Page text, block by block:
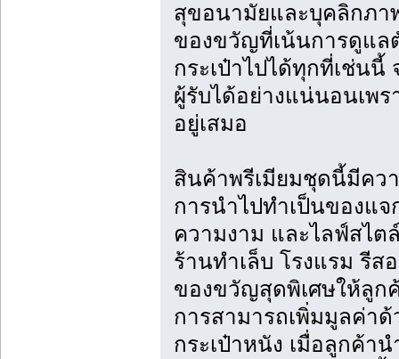
สุขอนามัยและบุคลิกภา
ของขวัญที่เน้นการดูแล
กระเป๋าไปได้ทุกที่เช่นนี้
ผู้รับได้อย่างแน่นอนเพร
อยู่เสมอ
สินค้าพรีเมียมชุดนี้มีคว
การนำไปทำเป็นของแ
ความงาม และไลฟ์สไต
ร้านทำเล็บ โรงแรม รีส
ของขวัญสุดพิเศษให้ลูก
การสามารถเพิ่มมูลค่า
กระเป๋าหนัง เมื่อลูกค้า